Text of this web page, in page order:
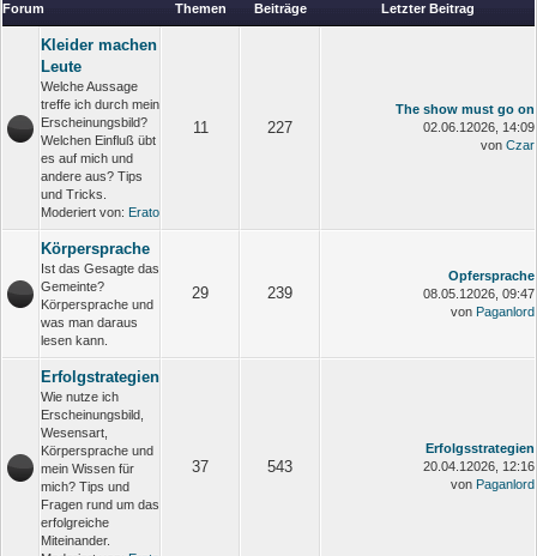
Forum Themen Beiträge Letzter Beitrag
Kleider machen
Leute
Welche Aussage
treffe ich durch mein
Erscheinungsbild?
Welchen Einfluß übt
es auf mich und
andere aus? Tips
und Tricks.
Moderiert von: Erato
11 227
The show must go on
02.06.12026, 14:09
von Czar
Körpersprache
Ist das Gesagte das
Gemeinte?
Körpersprache und
was man daraus
lesen kann.
29 239
Opfersprache
08.05.12026, 09:47
von Paganlord
Erfolgstrategien
Wie nutze ich
Erscheinungsbild,
Wesensart,
Körpersprache und
mein Wissen für
mich? Tips und
Fragen rund um das
erfolgreiche
Miteinander.
37 543
Erfolgsstrategien
20.04.12026, 12:16
von Paganlord